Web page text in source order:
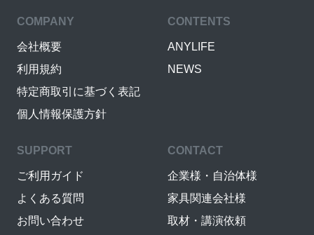
COMPANY
会社概要
利用規約
特定商取引に基づく表記
個人情報保護方針
CONTENTS
ANYLIFE
NEWS
SUPPORT
ご利用ガイド
よくある質問
お問い合わせ
CONTACT
企業様・自治体様
家具関連会社様
取材・講演依頼